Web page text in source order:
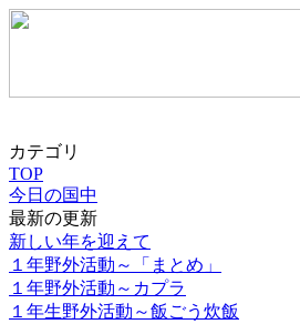
カテゴリ
TOP
今日の国中
最新の更新
新しい年を迎えて
１年野外活動～「まとめ」
１年野外活動～カプラ
１年生野外活動～飯ごう炊飯